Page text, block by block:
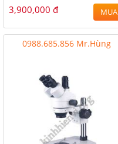
3,900,000 đ MUA
0988.685.856 Mr.Hùng